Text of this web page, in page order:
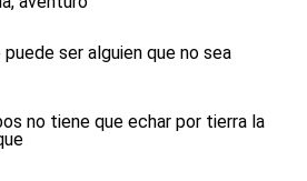
ser alguien que no sea
no tiene que echar por tierra la